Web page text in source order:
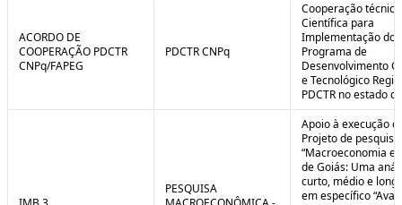
ACORDO DE
COOPERAÇÃO PDCTR
CNPq/FAPEG
PDCTR CNPq
Cooperação
Científica para
Implementação do
Programa de
Desenvolvimento
e Tecnológico
PDCTR no estado
PESQUISA
Apoio à execução
Projeto de pesquisa
“Macroeconomia e
de Goiás: Uma
curto, médio e
em específico